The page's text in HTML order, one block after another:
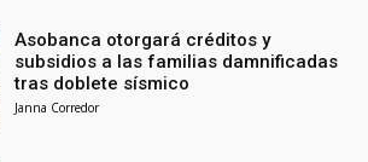
Asobanca otorgará créditos y
subsidios a las familias damnificadas
tras doblete sísmico
Janna Corredor